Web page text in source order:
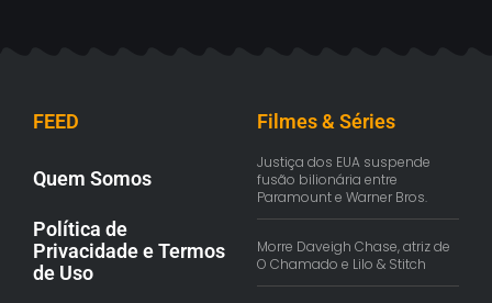
FEED
Quem Somos
Política de
Privacidade e Termos
de Uso
Filmes & Séries
Justiça dos EUA suspende
fusão bilionária entre
Paramount e Warner Bros.
Morre Daveigh Chase, atriz de
O Chamado e Lilo & Stitch